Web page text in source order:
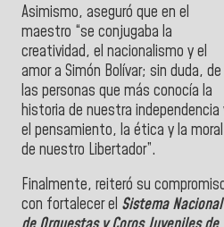
Asimismo, aseguró que en el
maestro “se conjugaba la
creatividad, el nacionalismo y el
amor a Simón Bolívar; sin duda, de
las personas que más conocía la
historia de nuestra independencia
el pensamiento, la ética y la moral
de nuestro Libertador”.
Finalmente, reiteró su
con fortalecer el Sistema Nacional